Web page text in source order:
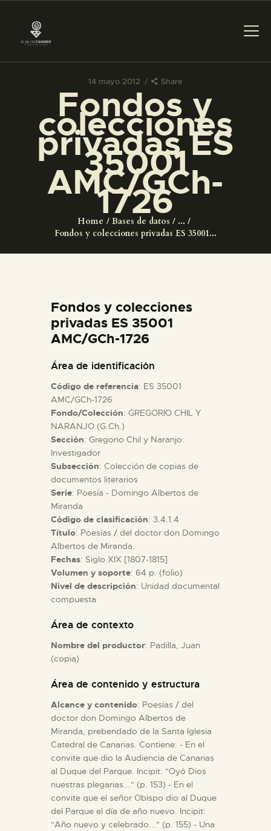
14 mayo 2012 Share
Fondos y
colecciones
privadas ES
35001
AMC/GCh-
1726
Home Bases de datos
...
Fondos y colecciones privadas ES 35001...
PREPARAR LA VISITA
ACTIVIDADES
█
EL MUSEO
ESPAÑOL
ACTIVIDADES
█
EL MUSEO
COLECCIONES
DIDÁCTICA
ESPAÑOL
Fondos y colecciones
privadas ES 35001
AMC/GCh-1726
Área de identificación
Código de referencia: ES 35001
AMC/GCh-1726
Fondo/Colección: GREGORIO CHIL Y
NARANJO (G.Ch.)
Sección: Gregorio Chil y Naranjo:
Investigador
Subsección: Colección de copias de
documentos literarios
Serie: Poesía - Domingo Albertos de
Miranda
Código de clasificación: 3.4.1.4
Título: Poesías / del doctor don Domingo
Albertos de Miranda.
Fechas: Siglo XIX [1807-1815]
Volumen y soporte: 64 p. (folio)
Nivel de descripción: Unidad documental
compuesta
Área de contexto
Nombre del productor: Padilla, Juan
(copia)
Área de contenido y estructura
Alcance y contenido: Poesías / del
doctor don Domingo Albertos de
Miranda, prebendado de la Santa Iglesia
Catedral de Canarias. Contiene: - En el
convite que dio la Audiencia de Canarias
al Duque del Parque. Incipit: "Oyó Dios
nuestras plegarias..." (p. 153) - En el
convite que el señor Obispo dio al Duque
del Parque el día de año nuevo. Incipit:
"Año nuevo y celebrado..." (p. 155) - Una